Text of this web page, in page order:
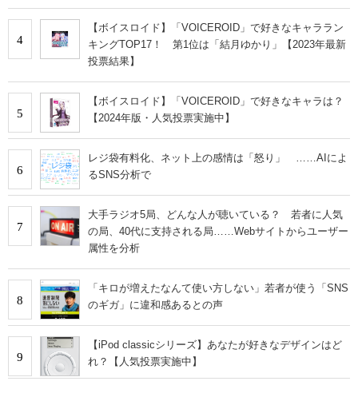
4
【ボイスロイド】「VOICEROID」で好きなキャララン
キングTOP17！ 第1位は「結月ゆかり」【2023年最新
投票結果】
5
【ボイスロイド】「VOICEROID」で好きなキャラは？
【2024年版・人気投票実施中】
6
レジ袋有料化、ネット上の感情は「怒り」 ……AIによ
るSNS分析で
7
大手ラジオ5局、どんな人が聴いている？ 若者に人気
の局、40代に支持される局……Webサイトからユーザー
属性を分析
8
「キロが増えたなんて使い方しない」若者が使う「SNS
のギガ」に違和感あるとの声
9
【iPod classicシリーズ】あなたが好きなデザインはど
れ？【人気投票実施中】